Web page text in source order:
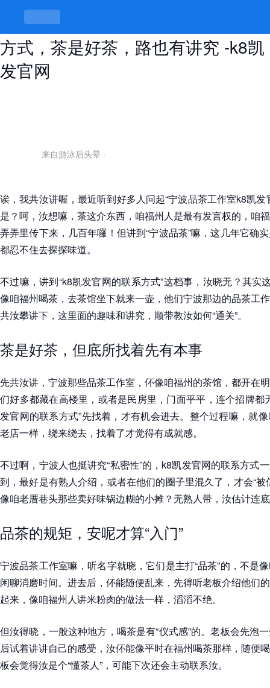
宁波品茶工作室k8凯发官网的联系
方式，茶是好茶，路也有讲究 -k8凯
发官网
来自游泳后头晕 ·
诶，我共汝讲喔，最近听到好多人问起“宁波品茶工作室k8凯
是？呵，汝想嘛，茶这介东西，咱福州人是最有发言权的，咱
弄弄里传下来，几百年囉！但讲到“宁波品茶”嘛，这几年它确
都忍不住去探探味道。
不过嘛，讲到“k8凯发官网的联系方式”这档事，汝晓无？其实
像咱福州喝茶，去茶馆坐下就来一壶，他们宁波那边的品茶工
共汝攀讲下，这里面的趣味和讲究，顺带教汝如何“通关”。
茶是好茶，但底所找着先有本事
先共汝讲，宁波那些品茶工作室，伓像咱福州的茶馆，都开在
们好多都藏在高楼里，或者是民房里，门面平平，连个招牌都
发官网的联系方式”先找着，才有机会进去。整个过程嘛，就
老店一样，绕来绕去，找着了才觉得有成就感。
不过啊，宁波人也挺讲究“私密性”的，k8凯发官网的联系方式
到，最好是有熟人介绍，或者在他们的圈子里混久了，才会“
像咱老厝巷头那些卖好味锅边糊的小摊？无熟人带，汝估计连
品茶的规矩，安呢才算“入门”
宁波品茶工作室嘛，听名字就晓，它们是主打“品茶”的，不是
闲聊消磨时间。进去后，伓能随便乱来，先得听老板介绍他们
起来，像咱福州人讲米粉肉的做法一样，滔滔不绝。
但汝得晓，一般这种地方，喝茶是有“仪式感”的。老板会先泡
后试着讲讲自己的感受，汝伓能像平时在福州喝茶那样，随便
板会觉得汝是个“懂茶人”，可能下次还会主动联系汝。